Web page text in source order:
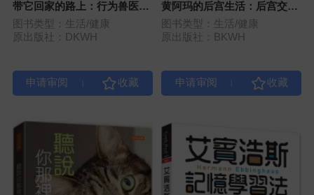
带它回家的路上：行为兽医师
想告诉你的十一则故事
图书类型：生活/健康
原出版社：DKWH
黄阿玛的后宫生活：后宫交换
日记【十周年纪念版】
图书类型：生活/健康
原出版社：BKWH